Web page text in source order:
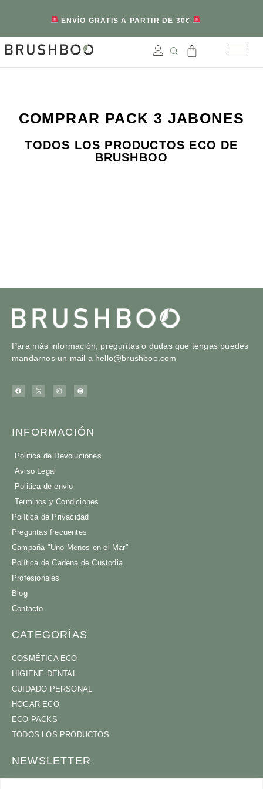
ENVÍO GRATIS A PARTIR DE 30€
COMPRAR PACK 3 JABONES
TODOS LOS PRODUCTOS ECO DE
BRUSHBOO
Para más información, preguntas o dudas que tengas puedes
mandarnos un mail a hello@brushboo.com
INFORMACIÓN
Politica de Devoluciones
Aviso Legal
Politica de envio
Terminos y Condiciones
Política de Privacidad
Preguntas frecuentes
Campaña "Uno Menos en el Mar"
Política de Cadena de Custodia
Profesionales
Blog
Contacto
CATEGORÍAS
COSMÉTICA ECO
HIGIENE DENTAL
CUIDADO PERSONAL
HOGAR ECO
ECO PACKS
TODOS LOS PRODUCTOS
NEWSLETTER